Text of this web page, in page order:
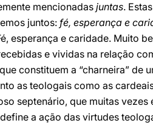
mencionadas juntas.
juntos: fé, esperança e
esperança e caridade. Muito
e vividas na relação
constituem a “charneira” de
as teologais como as
septenário, que muitas
define a ação das virtudes